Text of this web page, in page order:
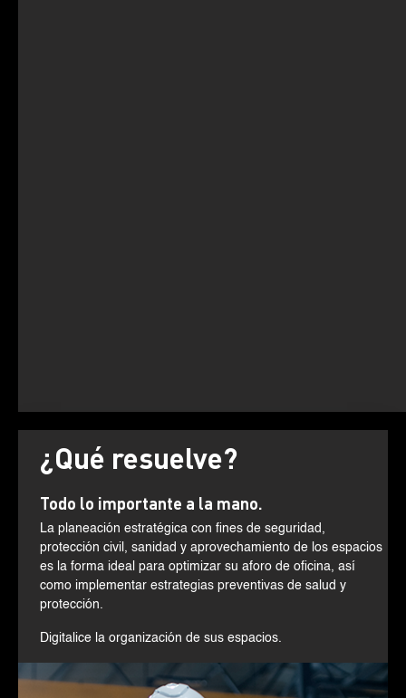
¿Qué resuelve?
Todo lo importante a la mano.
La planeación estratégica con fines de seguridad,
protección civil, sanidad y aprovechamiento de los espacios
es la forma ideal para optimizar su aforo de oficina, así
como implementar estrategias preventivas de salud y
protección.
Digitalice la organización de sus espacios.